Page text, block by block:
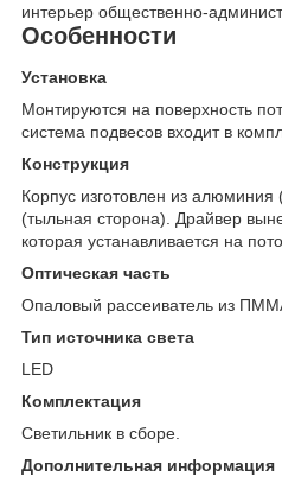
интерьер общественно-
Особенности
Установка
Монтируются на поверхность
система подвесов входит в
Конструкция
Корпус изготовлен из алюминия
(тыльная сторона). Драйвер
которая устанавливается на
Оптическая часть
Опаловый рассеиватель из
Тип источника света
LED
Комплектация
Светильник в сборе.
Дополнительная информация